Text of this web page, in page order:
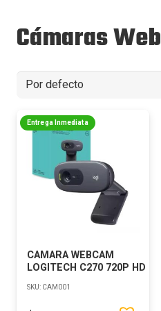
Cámaras Web
Entrega Inmediata
CAMARA WEBCAM
LOGITECH C270 720P HD
SKU: CAM001